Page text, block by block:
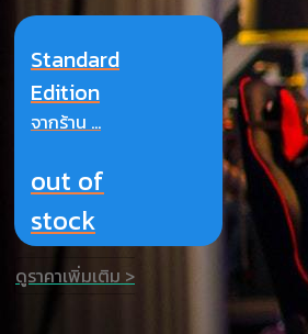
Standard
Edition
จากร้าน ...
out of
stock
ดูราคาเพิ่มเติม >